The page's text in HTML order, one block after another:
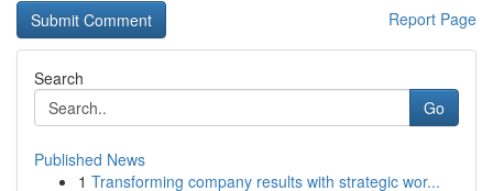
Report Page
Search
Go
Published News
1 Transforming company results with strategic wor...